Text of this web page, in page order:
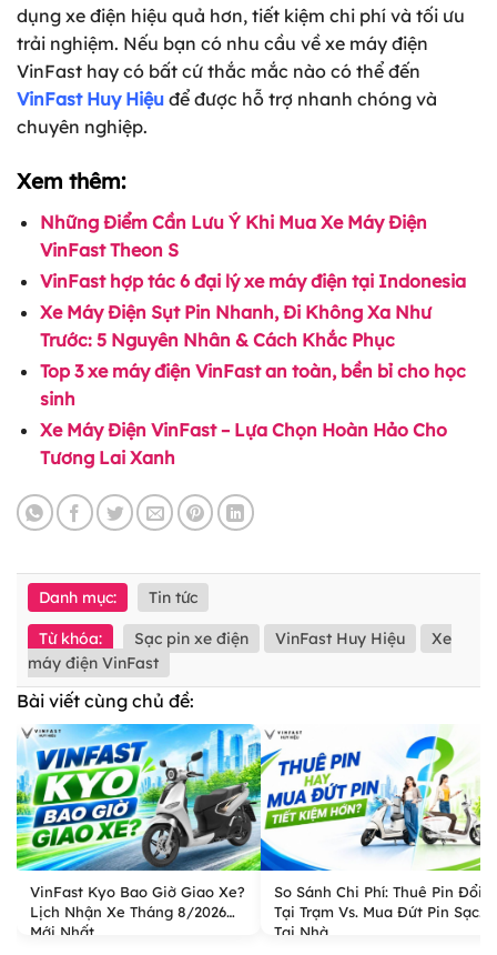
dụng xe điện hiệu quả hơn, tiết kiệm chi phí và tối ưu
trải nghiệm. Nếu bạn có nhu cầu về xe máy điện
VinFast hay có bất cứ thắc mắc nào có thể đến
VinFast Huy Hiệu để được hỗ trợ nhanh chóng và
chuyên nghiệp.
Xem thêm:
Những Điểm Cần Lưu Ý Khi Mua Xe Máy Điện
VinFast Theon S
VinFast hợp tác 6 đại lý xe máy điện tại Indonesia
Xe Máy Điện Sụt Pin Nhanh, Đi Không Xa Như
Trước: 5 Nguyên Nhân & Cách Khắc Phục
Top 3 xe máy điện VinFast an toàn, bền bỉ cho học
sinh
Xe Máy Điện VinFast – Lựa Chọn Hoàn Hảo Cho
Tương Lai Xanh
Danh mục: Tin tức
Từ khóa: Sạc pin xe điện VinFast Huy Hiệu
Xe
máy điện VinFast
Bài viết cùng chủ đề:
VinFast Kyo Bao Giờ Giao Xe?
Lịch Nhận Xe Tháng 8/2026
Mới Nhất
So Sánh Chi Phí: Thuê Pin Đổi
Tại Trạm Vs. Mua Đứt Pin Sạc
Tại Nhà